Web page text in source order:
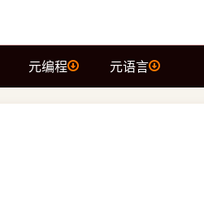
元编程 元语言